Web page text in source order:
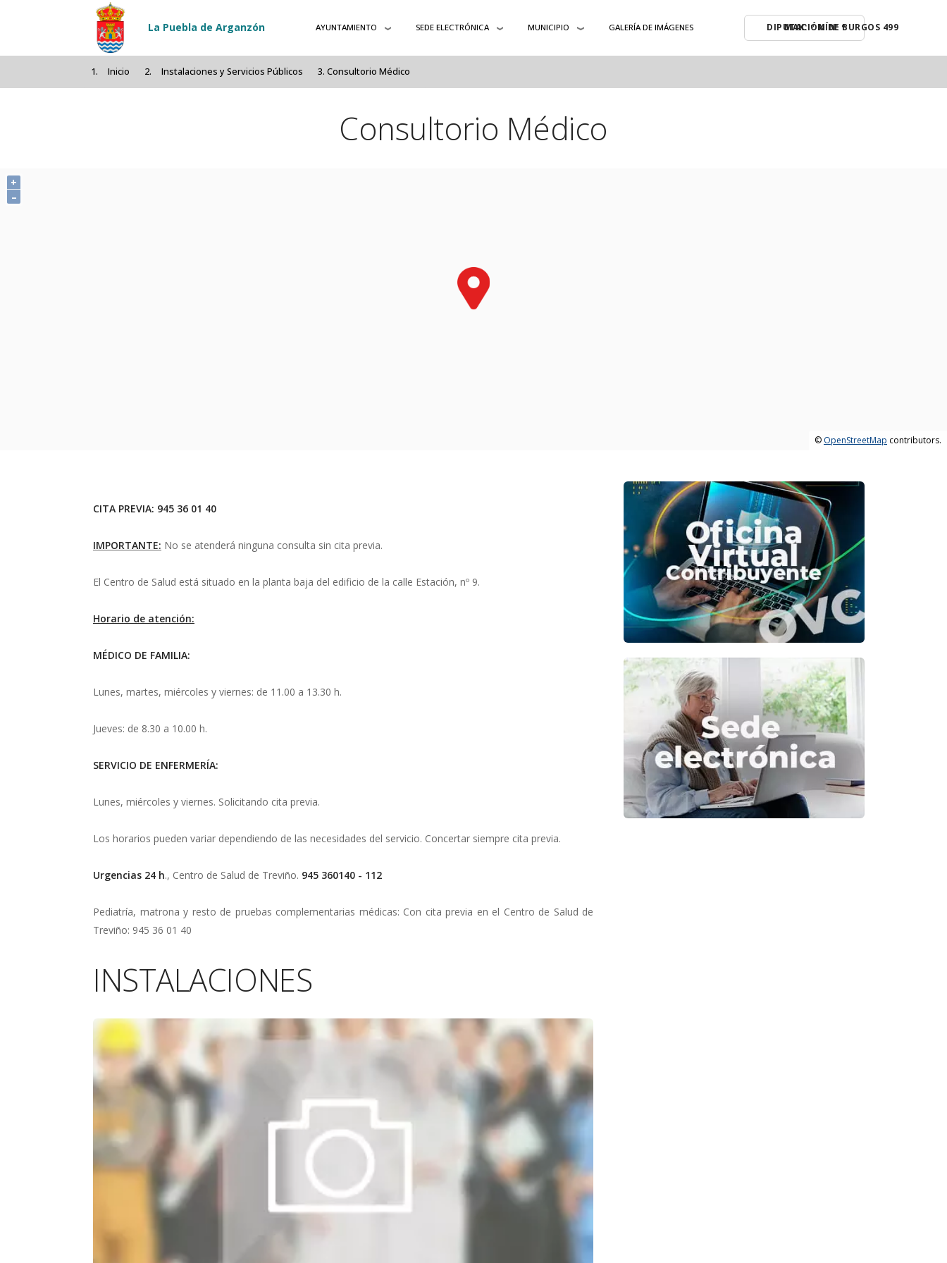
Pasar al contenido principal
La Puebla de Arganzón AYUNTAMIENTO SEDE ELECTRÓNICA MUNICIPIO GALERÍA DE IMÁGENES MAX: º MÍN: º
Inicio Instalaciones y Servicios Públicos Consultorio Médico
Consultorio Médico
+
–
© OpenStreetMap contributors.
CITA PREVIA: 945 36 01 40
IMPORTANTE: No se atenderá ninguna consulta sin cita previa.
El Centro de Salud está situado en la planta baja del edificio de la calle Estación, nº 9.
Horario de atención:
MÉDICO DE FAMILIA:
Lunes, martes, miércoles y viernes: de 11.00 a 13.30 h.
Jueves: de 8.30 a 10.00 h.
SERVICIO DE ENFERMERÍA:
Lunes, miércoles y viernes. Solicitando cita previa.
Los horarios pueden variar dependiendo de las necesidades del servicio. Concertar siempre cita previa.
Urgencias 24 h., Centro de Salud de Treviño. 945 360140 - 112
Pediatría, matrona y resto de pruebas complementarias médicas: Con cita previa en el Centro de Salud de
Treviño: 945 36 01 40
INSTALACIONES